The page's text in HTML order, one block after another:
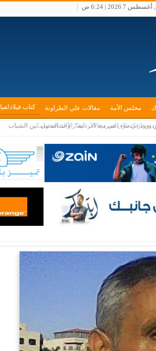
7 2026 | 6:24 ص
مجلس الأمة مقالات علي الطراونة كتاب فيلادلفيا
تعزيز التعاون في مجالات الفكر والثقافة وتمكين الشباب